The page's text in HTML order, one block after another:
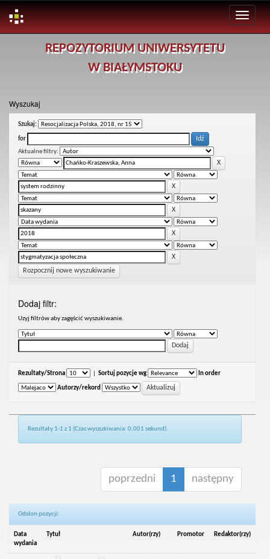
REPOZYTORIUM UNIWERSYTETU
W BIAŁYMSTOKU
Wyszukaj
Szukaj:
for
Aktualne filtry:
Rozpocznij nowe wyszukiwanie
Dodaj filtr:
Uzyj filtrów aby zagęścić wyszukiwanie.
Rezultaty/Strona Sortuj pozycje wg In order
Autorzy/rekord
Rezultaty 1-1 z 1 (Czas wyszukiwania: 0.001 sekund).
poprzedni 1 następny
Odsłon pozycji:
Data
wydania
Tytuł Autor(rzy) Promotor Redaktor(rzy)